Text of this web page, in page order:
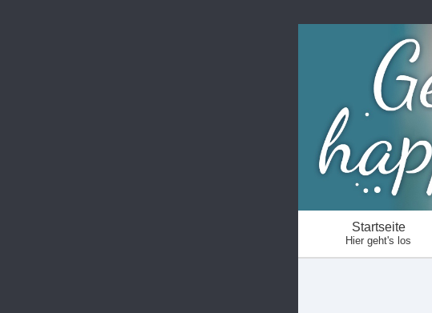
Startseite
Hier geht's los